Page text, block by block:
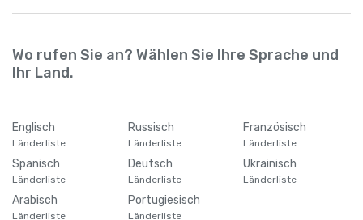
Wo rufen Sie an? Wählen Sie Ihre Sprache und
Ihr Land.
Englisch
Länderliste
Russisch
Länderliste
Französisch
Länderliste
Spanisch
Länderliste
Deutsch
Länderliste
Ukrainisch
Länderliste
Arabisch
Länderliste
Portugiesisch
Länderliste